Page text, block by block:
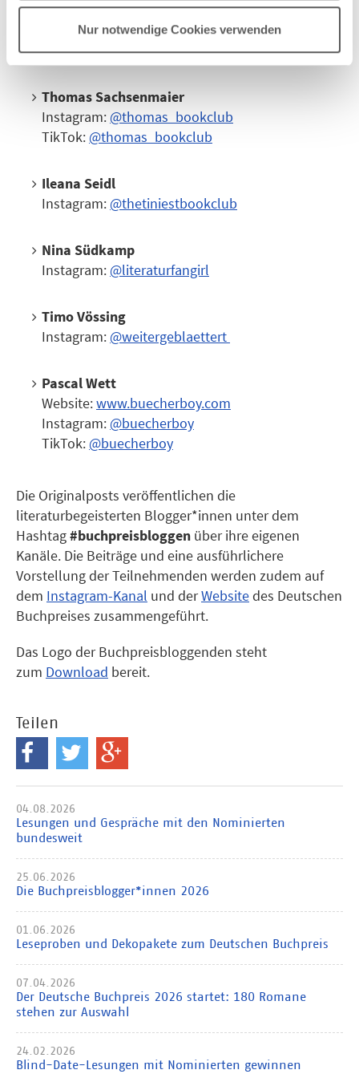
Nur notwendige Cookies verwenden
Julina Pletziger
YouTube:@julinapril
Thomas Sachsenmaier
Instagram: @thomas_bookclub
TikTok: @thomas_bookclub
Ileana Seidl
Instagram: @thetiniestbookclub
Nina Südkamp
Instagram: @literaturfangirl
Timo Vössing
Instagram: @weitergeblaettert
Pascal Wett
Website:www.buecherboy.com
Instagram: @buecherboy
TikTok: @buecherboy
Die Originalposts veröffentlichen die
literaturbegeisterten Blogger*innen unter dem
Hashtag#buchpreisbloggen über ihre eigenen
Kanäle. Die Beiträge und eine ausführlichere
Vorstellung der Teilnehmenden werden zudem auf
dem Instagram-Kanal und derWebsitedes Deutschen
Buchpreises zusammengeführt.
Das Logo der Buchpreisbloggenden steht
zum Download bereit.
Teilen
04.08.2026
Lesungen und Gespräche mit den Nominierten
bundesweit
25.06.2026
Die Buchpreisblogger*innen 2026
01.06.2026
Leseproben und Dekopakete zum Deutschen Buchpreis
07.04.2026
Der Deutsche Buchpreis 2026 startet: 180 Romane
stehen zur Auswahl
24.02.2026
Blind-Date-Lesungen mit Nominierten gewinnen